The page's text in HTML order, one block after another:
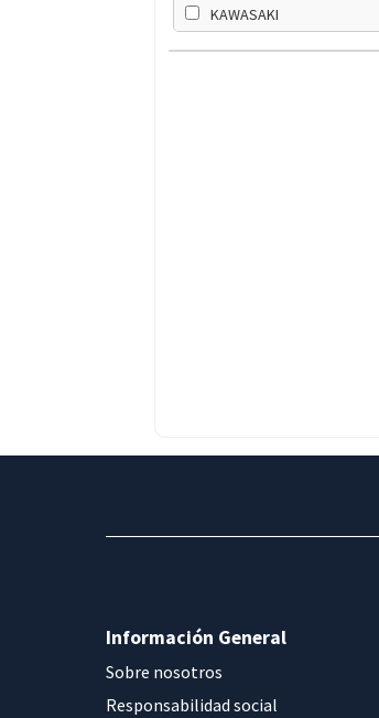
KAWASAKI
Información General
Sobre nosotros
Responsabilidad social